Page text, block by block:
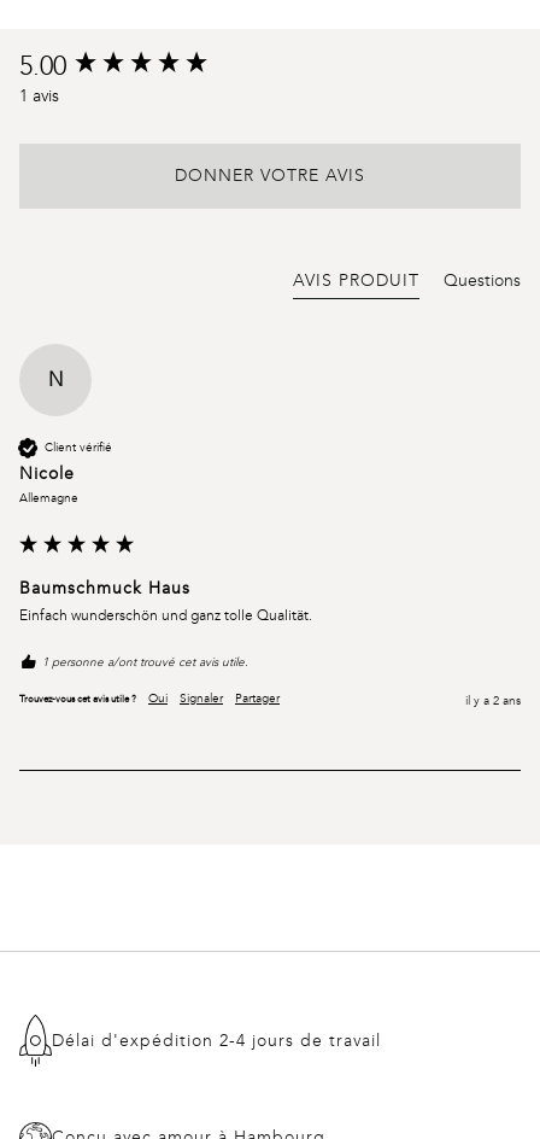
reviews
5.00
1 avis
DONNER VOTRE AVIS
AVIS PRODUIT Questions
N
Client vérifié
Nicole
Allemagne
Baumschmuck Haus
Einfach wunderschön und ganz tolle Qualität.
1 personne a/ont trouvé cet avis utile.
Trouvez-vous cet avis utile ? Oui Signaler Partager il y a 2 ans
New content loaded
Délai d'expédition 2-4 jours de travail